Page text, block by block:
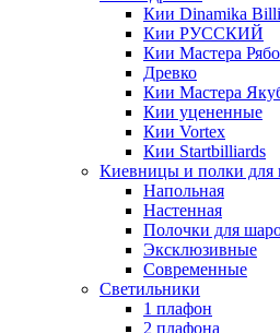
Кии Dinamika
Кии РУССКИЙ
Кии Мастера
Древко
Кии Мастера
Кии уцененные
Кии Vortex
Кии Startbilliards
Киевницы и полки для
Напольная
Настенная
Полочки для
Эксклюзивные
Современные
Светильники
1 плафон
2 плафона